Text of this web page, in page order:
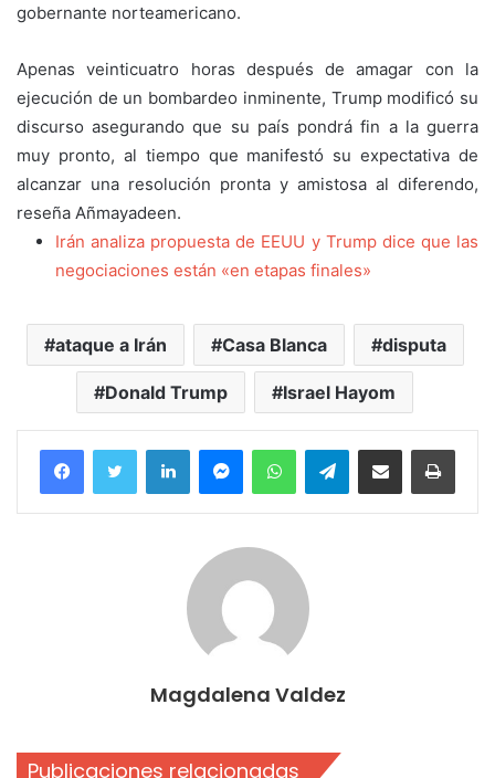
gobernante norteamericano.
Apenas veinticuatro horas después de amagar con la
ejecución de un bombardeo inminente, Trump modificó su
discurso asegurando que su país pondrá fin a la guerra
muy pronto, al tiempo que manifestó su expectativa de
alcanzar una resolución pronta y amistosa al diferendo,
reseña Añmayadeen.
Irán analiza propuesta de EEUU y Trump dice que las
negociaciones están «en etapas finales»
ataque a Irán Casa Blanca disputa
Donald Trump Israel Hayom
FacebookTwitter LinkedInMessengerWhatsAppTelegramCompartir por correo electrónico
Magdalena Valdez
Publicaciones relacionadas